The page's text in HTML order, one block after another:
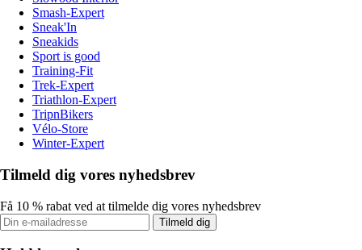
Smash-Expert
Sneak'In
Sneakids
Sport is good
Training-Fit
Trek-Expert
Triathlon-Expert
TripnBikers
Vélo-Store
Winter-Expert
Tilmeld dig vores nyhedsbrev
Få 10 % rabat ved at tilmelde dig vores nyhedsbrev
Tilmeld dig